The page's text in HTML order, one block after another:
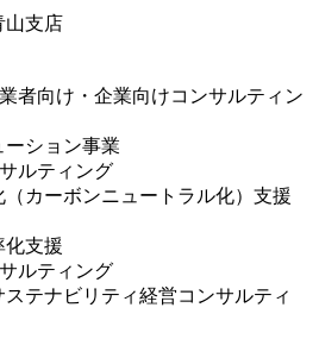
支店
者向け・企業向けコンサルティン
ーション事業
ルティング
カーボンニュートラル化）支援
化支援
ルティング
ステナビリティ経営コンサルティ